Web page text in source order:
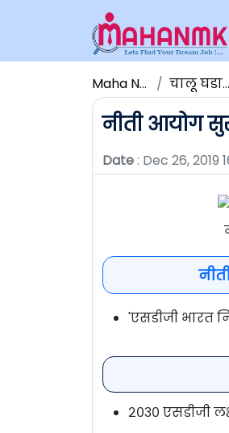
Maha NMK चालू घडामोडी
नीती आयोग
Date: Dec 26, 2019
'एसडीजी भारत
२०३० एसडीजी